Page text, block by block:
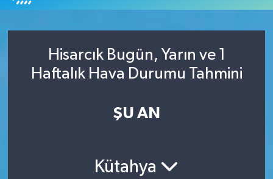
Hisarcık Bugün, Yarın ve 1
Haftalık Hava Durumu Tahmini
ŞU AN
Kütahya
Genel
Gündem
Trafik Durumu
Süper Lig Puan Durumu ve Fikstür